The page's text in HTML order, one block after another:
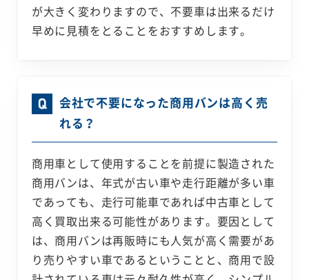
が大きく変わりますので、不要車は出来るだけ
早めに見積をとることをおすすめします。
会社で不要になった商用バンは高く売
れる？
商用車として使用することを前提に製造された
商用バンは、年式が古い車や走行距離が多い車
であっても、走行可能車であれば中古車として
高く買取出来る可能性があります。要因として
は、商用バンは再販時にも人気が高く需要があ
り売りやすい車であるということと、商用で設